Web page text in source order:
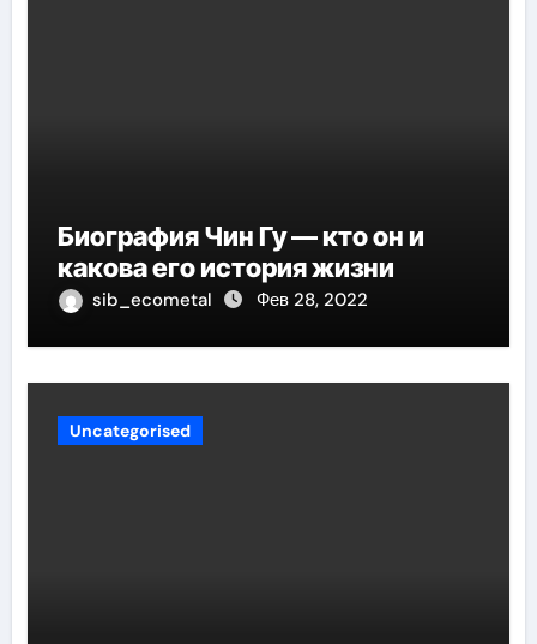
Биография Чин Гу — кто он и
какова его история жизни
sib_ecometal Фев 28, 2022
Uncategorised